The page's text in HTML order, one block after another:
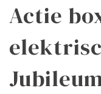
Actie